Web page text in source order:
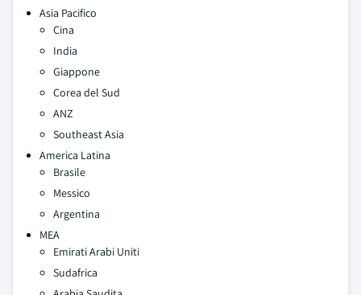
Asia Pacifico
Cina
India
Giappone
Corea del Sud
ANZ
Southeast Asia
America Latina
Brasile
Messico
Argentina
MEA
Emirati Arabi Uniti
Sudafrica